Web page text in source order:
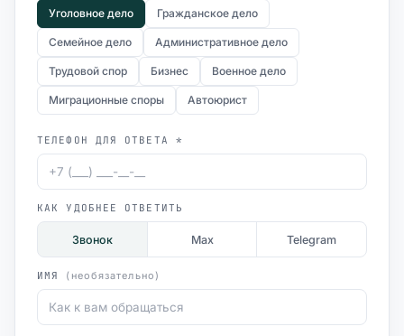
Уголовное дело Гражданское дело
Семейное дело Административное дело
Трудовой спор Бизнес Военное дело
Миграционные споры Автоюрист
ТЕЛЕФОН ДЛЯ ОТВЕТА *
КАК УДОБНЕЕ ОТВЕТИТЬ
Звонок Max Telegram
ИМЯ (необязательно)